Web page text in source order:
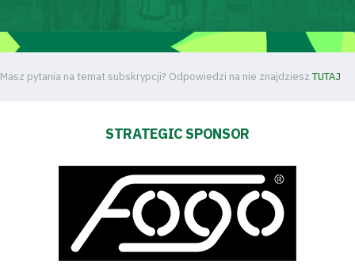
Masz pytania na temat subskrypcji? Odpowiedzi na nie znajdziesz TUTAJ
STRATEGIC SPONSOR